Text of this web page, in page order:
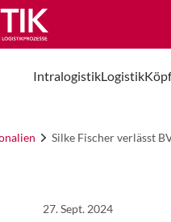
IntralogistikLogistik
Silke Fischer verlässt
27. Sept. 2024